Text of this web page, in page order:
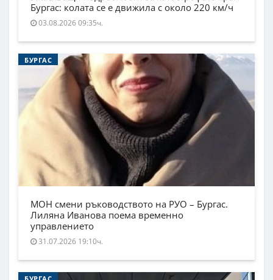
Бургас: колата се е движила с около 220 км/ч
03.08.2026 09:35ч.
БУРГАС
МОН смени ръководството на РУО – Бургас.
Лиляна Иванова поема временно
управлението
31.07.2026 19:10ч.